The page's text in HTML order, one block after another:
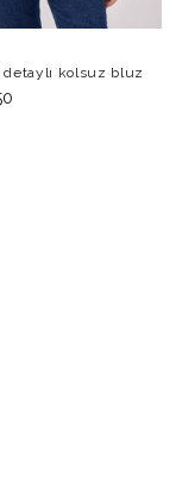
detaylı kolsuz bluz